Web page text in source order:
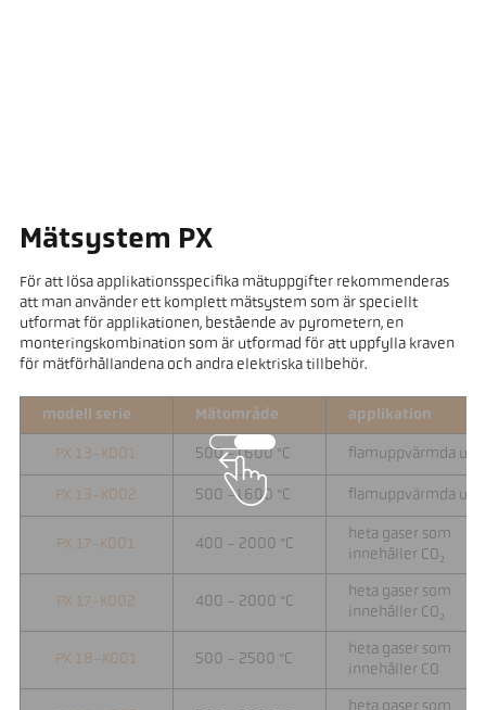
Mätsystem PX
För att lösa applikationsspecifika mätuppgifter rekommenderas
att man använder ett komplett mätsystem som är speciellt
utformat för applikationen, bestående av pyrometern, en
monteringskombination som är utformad för att uppfylla kraven
för mätförhållandena och andra elektriska tillbehör.
modell serie Mätområde applikation
PX 13-K001 500 -1600 °C flamuppvärmda
PX 13-K002 500 -1600 °C flamuppvärmda
PX 17-K001 400 - 2000 °C
heta gaser som
innehåller CO₂
PX 17-K002 400 - 2000 °C
heta gaser som
innehåller CO₂
PX 18-K001 500 - 2500 °C
heta gaser som
innehåller CO